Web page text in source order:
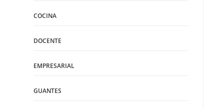
COCINA
DOCENTE
EMPRESARIAL
GUANTES